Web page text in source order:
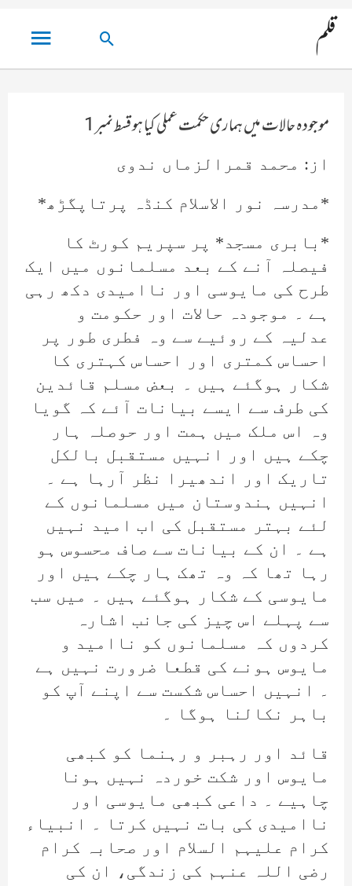
قلم
مین
مینو
تلاش
کریں۔
موجودہ حالات میں ہماری حکمت عملی کیا ہو قسط نمبر 1
از: محمد قمرالزماں ندوی
*مدرسہ نور الاسلام کنڈہ پرتاپگڑھ*
*بابری مسجد* پر سپریم کورٹ کا
فیصلہ آنے کے بعد مسلمانوں میں ایک
طرح کی مایوسی اور ناامیدی دکھ رہی
ہے ۔ موجودہ حالات اور حکومت و
عدلیہ کے روئیے سے وہ فطری طور پر
احساس کمتری اور احساس کہتری کا
شکار ہوگئے ہیں ۔ بعض مسلم قائدین
کی طرف سے ایسے بیانات آئے کہ گویا
وہ اس ملک میں ہمت اور حوصلہ ہار
چکے ہیں اور انہیں مستقبل بالکل
تاریک اور اندھیرا نظر آرہا ہے ۔
انہیں ہندوستان میں مسلمانوں کے
لئے بہتر مستقبل کی اب امید نہیں
ہے ۔ ان کے بیانات سے صاف محسوس ہو
رہا تھا کہ وہ تھک ہار چکے ہیں اور
مایوسی کے شکار ہوگئے ہیں ۔ میں سب
سے پہلے اس چیز کی جانب اشارہ
کردوں کہ مسلمانوں کو ناامید و
مایوس ہونے کی قطعا ضرورت نہیں ہے
۔ انہیں احساس شکست سے اپنے آپ کو
باہر نکالنا ہوگا ۔
قائد اور رہبر و رہنما کو کبھی
مایوس اور شکت خوردہ نہیں ہونا
چاہیے ۔ داعی کبھی مایوسی اور
ناامیدی کی بات نہیں کرتا ۔ انبیاء
کرام علیہم السلام اور صحابہ کرام
رضی اللہ عنہم کی زندگی، ان کی